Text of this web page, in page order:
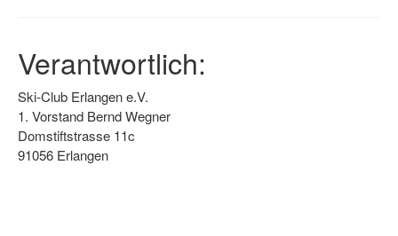
Aktuelles
Termine
Downloads
Verantwortlich:
Ski-Club Erlangen e.V.
1. Vorstand Bernd Wegner
Domstiftstrasse 11c
91056 Erlangen